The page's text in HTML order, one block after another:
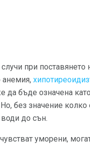
при поставянето
анемия,
да бъде означена като
без значение колко
до сън.
уморени,